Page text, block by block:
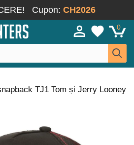
Cupon: CH2026
0
TJ1 Tom și Jerry Looney